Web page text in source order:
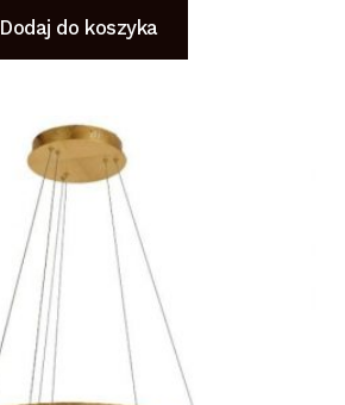
Dodaj do koszyka